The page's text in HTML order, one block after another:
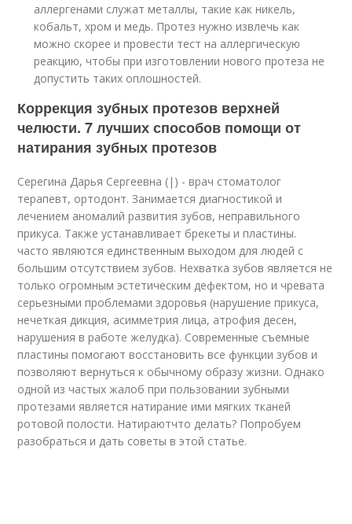
аллергенами служат металлы, такие как никель,
кобальт, хром и медь. Протез нужно извлечь как
можно скорее и провести тест на аллергическую
реакцию, чтобы при изготовлении нового протеза не
допустить таких оплошностей.
Коррекция зубных протезов верхней
челюсти. 7 лучших способов помощи от
натирания зубных протезов
Серегина Дарья Сергеевна (|) - врач стоматолог
терапевт, ортодонт. Занимается диагностикой и
лечением аномалий развития зубов, неправильного
прикуса. Также устанавливает брекеты и пластины.
часто являются единственным выходом для людей с
большим отсутствием зубов. Нехватка зубов является не
только огромным эстетическим дефектом, но и чревата
серьезными проблемами здоровья (нарушение прикуса,
нечеткая дикция, асимметрия лица, атрофия десен,
нарушения в работе желудка). Современные съемные
пластины помогают восстановить все функции зубов и
позволяют вернуться к обычному образу жизни. Однако
одной из частых жалоб при пользовании зубными
протезами является натирание ими мягких тканей
ротовой полости. Натираютчто делать? Попробуем
разобраться и дать советы в этой статье.